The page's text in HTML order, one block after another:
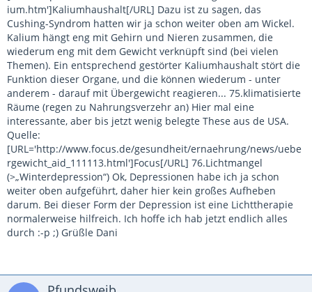
ium.htm']Kaliumhaushalt[/URL] Dazu ist zu sagen, das
Cushing-Syndrom hatten wir ja schon weiter oben am Wickel.
Kalium hängt eng mit Gehirn und Nieren zusammen, die
wiederum eng mit dem Gewicht verknüpft sind (bei vielen
Themen). Ein entsprechend gestörter Kaliumhaushalt stört die
Funktion dieser Organe, und die können wiederum - unter
anderem - darauf mit Übergewicht reagieren... 75.klimatisierte
Räume (regen zu Nahrungsverzehr an) Hier mal eine
interessante, aber bis jetzt wenig belegte These aus de USA.
Quelle:
[URL='http://www.focus.de/gesundheit/ernaehrung/news/uebe
rgewicht_aid_111113.html']Focus[/URL] 76.Lichtmangel
(>„Winterdepression“) Ok, Depressionen habe ich ja schon
weiter oben aufgeführt, daher hier kein großes Aufheben
darum. Bei dieser Form der Depression ist eine Lichttherapie
normalerweise hilfreich. Ich hoffe ich hab jetzt endlich alles
durch :-p ;) Grüßle Dani